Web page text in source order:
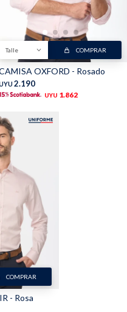
Talle COMPRAR
OXFORD - Rosado
2.190
UYU 1.862
COMPRAR
- Rosa
Trajes
Accesorios